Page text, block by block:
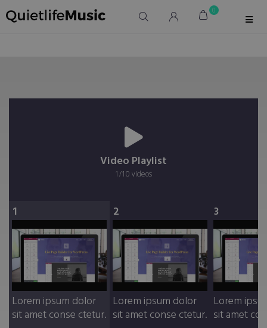
0
Video Playlist
1/10 videos
1
Lorem ipsum dolor
sit amet conse ctetur.
2
Lorem ipsum dolor
sit amet conse ctetur.
3
Lorem
sit amet